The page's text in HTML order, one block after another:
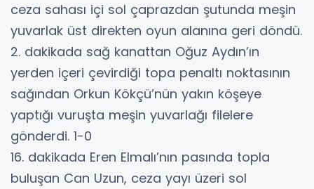
ceza sahası içi sol çaprazdan şutunda meşin
yuvarlak üst direkten oyun alanına geri döndü.
2. dakikada sağ kanattan Oğuz Aydın’ın
yerden içeri çevirdiği topa penaltı noktasının
sağından Orkun Kökçü’nün yakın köşeye
yaptığı vuruşta meşin yuvarlağı filelere
gönderdi. 1-0
16. dakikada Eren Elmalı’nın pasında topla
buluşan Can Uzun, ceza yayı üzeri sol